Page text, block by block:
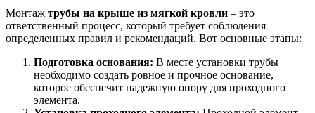
Монтаж трубы на крыше из мягкой кровли – это
ответственный процесс, который требует соблюдения
определенных правил и рекомендаций. Вот основные этапы:
Подготовка основания: В месте установки трубы
необходимо создать ровное и прочное основание,
которое обеспечит надежную опору для проходного
элемента.